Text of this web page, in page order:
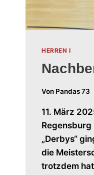
HERREN I
Von Pandas 73
11. März
„Derbys“
die
trotzdem